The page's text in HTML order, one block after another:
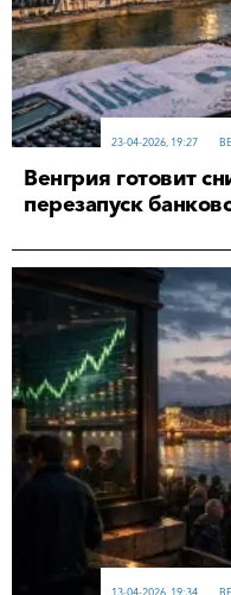
23-04-2026, 19:27
Венгрия готовит
перезапуск
13-04-2026, 19:34